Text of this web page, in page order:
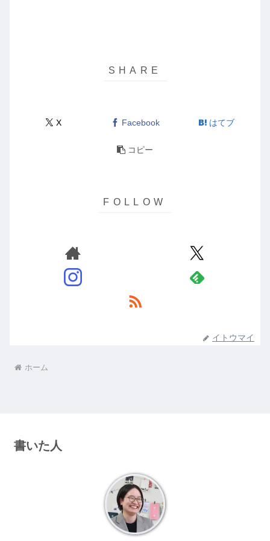
X Facebook はてブ
コピー
イトウマイ
ホーム
書いた人